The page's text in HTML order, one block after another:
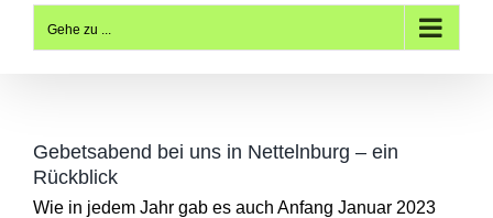
Gehe zu ...
Gebetsabend bei uns in Nettelnburg – ein
Rückblick
Wie in jedem Jahr gab es auch Anfang Januar 2023